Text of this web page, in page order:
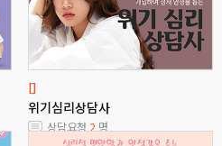
[]
위기심리상담사
상담요청 2 명